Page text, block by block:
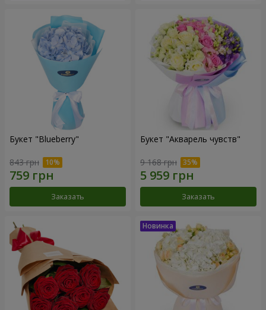
Букет "Blueberry"
843 грн
Заказать
Букет "Акварель чувств"
9 168 грн
Заказать